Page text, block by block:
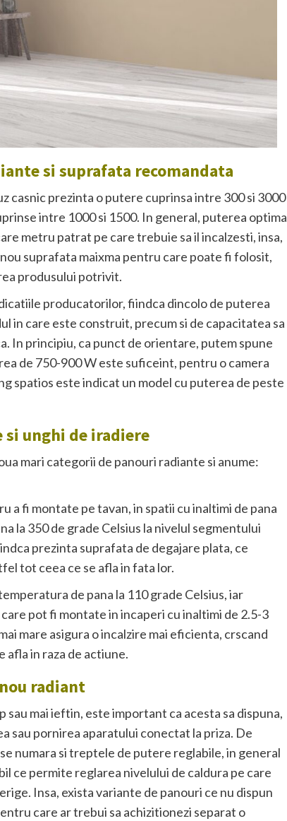
si suprafata recomandata
casnic prezinta o putere cuprinsa intre 300 si 3000
intre 1000 si 1500. In general, puterea optima
metru patrat pe care trebuie sa il incalzesti, insa,
suprafata maixma pentru care poate fi folosit,
produsului potrivit.
producatorilor, fiindca dincolo de puterea
in care este construit, precum si de capacitatea sa
In principiu, ca punct de orientare, putem spune
de 750-900 W este suficeint, pentru o camera
spatios este indicat un model cu puterea de peste
unghi de iradiere
mari categorii de panouri radiante si anume:
fi montate pe tavan, in spatii cu inaltimi de pana
la 350 de grade Celsius la nivelul segmentului
prezinta suprafata de degajare plata, ce
tot ceea ce se afla in fata lor.
de pana la 110 grade Celsius, iar
pot fi montate in incaperi cu inaltimi de 2.5-3
mare asigura o incalzire mai eficienta, crscand
in raza de actiune.
radiant
mai ieftin, este important ca acesta sa dispuna,
sau pornirea aparatului conectat la priza. De
numara si treptele de putere reglabile, in general
ce permite reglarea nivelului de caldura pe care
Insa, exista variante de panouri ce nu dispun
care ar trebui sa achizitionezi separat o